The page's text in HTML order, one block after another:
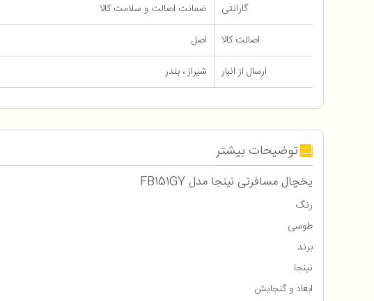
گارانتی
ضمانت اصالت و سلامت کالا
اصالت کالا
اصل
ارسال از انبار
شیراز ، بندر
توضیحات بیشتر
یخچال مسافرتی نینجا مدل FB151GY
رنگ
طوسی
برند
نینجا
ابعاد و گنجایش